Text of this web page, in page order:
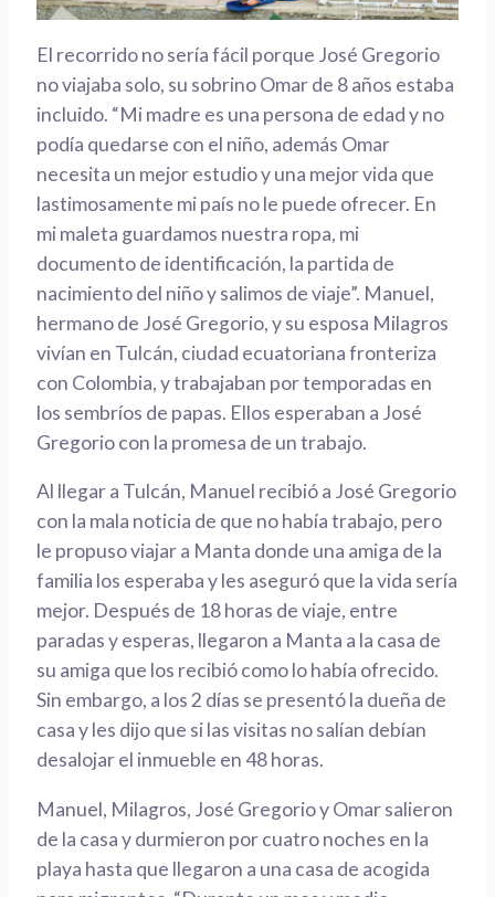
El recorrido no sería fácil porque José Gregorio
no viajaba solo, su sobrino Omar de 8 años estaba
incluido. “Mi madre es una persona de edad y no
podía quedarse con el niño, además Omar
necesita un mejor estudio y una mejor vida que
lastimosamente mi país no le puede ofrecer. En
mi maleta guardamos nuestra ropa, mi
documento de identificación, la partida de
nacimiento del niño y salimos de viaje”. Manuel,
hermano de José Gregorio, y su esposa Milagros
vivían en Tulcán, ciudad ecuatoriana fronteriza
con Colombia, y trabajaban por temporadas en
los sembríos de papas. Ellos esperaban a José
Gregorio con la promesa de un trabajo.
Al llegar a Tulcán, Manuel recibió a José Gregorio
con la mala noticia de que no había trabajo, pero
le propuso viajar a Manta donde una amiga de la
familia los esperaba y les aseguró que la vida sería
mejor. Después de 18 horas de viaje, entre
paradas y esperas, llegaron a Manta a la casa de
su amiga que los recibió como lo había ofrecido.
Sin embargo, a los 2 días se presentó la dueña de
casa y les dijo que si las visitas no salían debían
desalojar el inmueble en 48 horas.
Manuel, Milagros, José Gregorio y Omar salieron
de la casa y durmieron por cuatro noches en la
playa hasta que llegaron a una casa de acogida